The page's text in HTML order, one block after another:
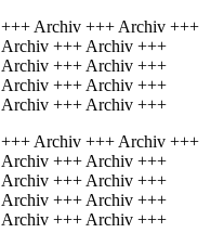
Archiv +++ Archiv +++
+++ Archiv +++
+++ Archiv +++
+++ Archiv +++
+++ Archiv +++
Archiv +++ Archiv +++
+++ Archiv +++
+++ Archiv +++
+++ Archiv +++
+++ Archiv +++